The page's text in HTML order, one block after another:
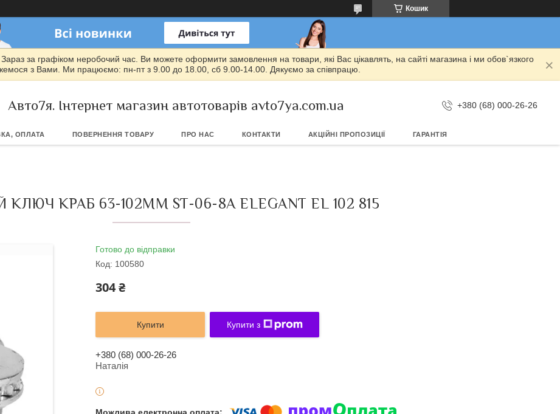
Кошик
за графіком неробочий час. Ви можете оформити замовлення на товари, які Вас цікавлять, на сайті магазина і ми обов`язкого
з Вами. Ми працюємо: пн-пт з 9.00 до 18.00, сб 9.00-14.00. Дякуємо за співпрацю.
Авто7я. Інтернет магазин автотоварів avto7ya.com.ua +380 (68) 000-26-26
ОПЛАТА ПОВЕРНЕННЯ ТОВАРУ ПРО НАС КОНТАКТИ АКЦІЙНІ ПРОПОЗИЦІЇ ГАРАНТІЯ
КРАБ 63-102MM ST-06-8A ELEGANT EL 102 815
Готово до відправки
Код: 100580
304 ₴
Купити Купити з
+380 (68) 000-26-26
Наталія